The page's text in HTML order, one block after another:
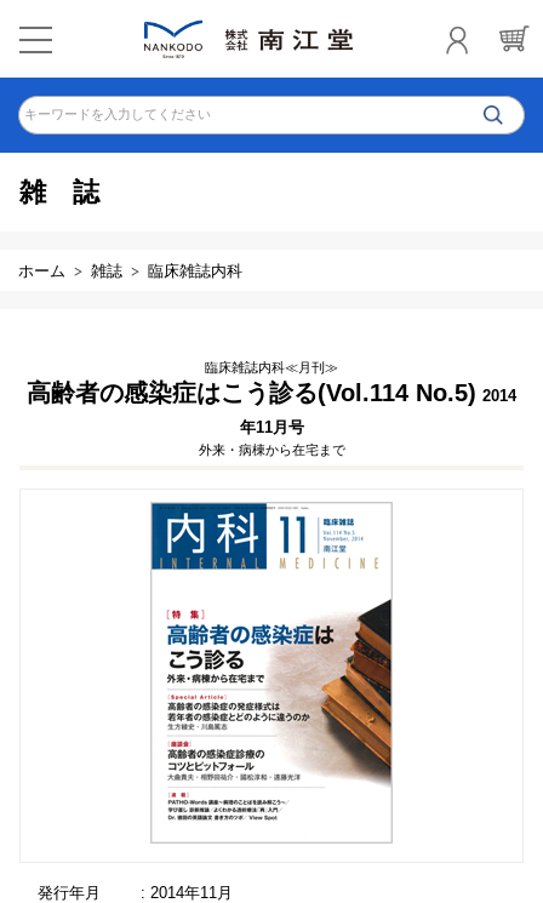
キーワードを入力してください
雑誌
ホーム 雑誌 臨床雑誌内科
臨床雑誌内科≪月刊≫
高齢者の感染症はこう診る(Vol.114 No.5) 2014
年11月号
外来・病棟から在宅まで
発行年月
: 2014年11月